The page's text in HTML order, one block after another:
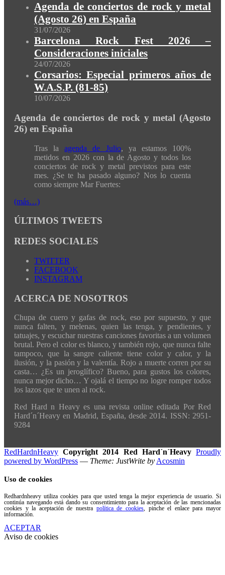
Agenda de conciertos de rock y metal
(Agosto 26) en España
31/07/2026
Barcelona Rock Fest 2026 –
Consideraciones iniciales
24/07/2026
Corsarios: Especial primeros años de
W.A.S.P. (81-85)
10/07/2026
Agenda de conciertos de rock y metal (Agosto
26) en España
Tras laagenda de Julio, ya estamos 100%
metidos en 2026 con la de Agosto y todos los
conciertos de rock y metal previstos para este
mes. ¿Se te ha pasado alguno? Nos lo cuenta
como siempre Mar Fuertes:
(más…)
ÚLTIMOS TWEETS
REDES SOCIALES
TWITTER
FACEBOOK
INSTAGRAM
ACERCA DE NOSOTROS
Chupa de cuero y gafas de rock, eso por supuesto, y que
nunca falten, y melenas, quien las tenga, y pendientes, y
tatuajes, y escuchar nuestras canciones favoritas a un volumen
brutal. Pero el color es blanco, y también rojo, que nunca falte
tampoco, que la sangre caliente tiene color y calor, y la
ilusión, y la pasión y la valentía. Rojo a muerte corren por su
casta… ¿Es un jeroglífico? Bueno, para gustos los colores,
nunca mejor dicho… Y ojalá el tiempo no logre romper todos
los lazos que te unen al rock.
Red Hard n Heavy es una revista online editada Por Red
Hard´n´Heavy en Madrid, España, desde 2014. ISSN: 2951-
9284
RedHardnHeavy Copyright 2014 Red Hard´n´Heavy Proudly
powered by WordPress — Theme: JustWrite by Acosmin
Uso de cookies
Redhardnheavy utiliza cookies para que usted tenga la mejor experiencia de usuario. Si
continúa navegando está dando su consentimiento para la aceptación de las mencionadas
cookies y la aceptación de nuestra política de cookies, pinche el enlace para mayor
información.
ACEPTAR
Aviso de cookies